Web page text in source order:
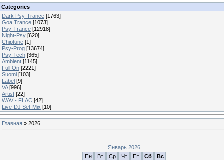
Categories
Dark Psy-Trance [1763]
Goa Trance [1073]
Psy-Trance [12918]
Night-Psy [620]
Chiptune [1]
Psy-Prog [13674]
Psy-Tech [365]
Ambient [1145]
Full On [2221]
Suomi [103]
Label [9]
VA [996]
Artist [22]
WAV - FLAC [42]
Live-DJ Set-Mix [10]
Главная » 2026
Январь 2026
Пн
Вт Ср Чт Пт Сб
Вс